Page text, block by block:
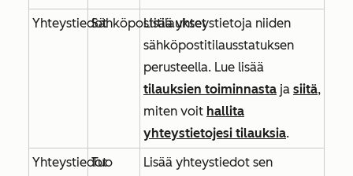
YhteystiedotSähköpostitilaukset
Lisää yhteystietoja niiden
sähköpostitilausstatuksen
perusteella. Lue lisää
tilauksien toiminnasta ja siitä,
miten voit hallita
yhteystietojesi tilauksia.
Yhteystiedot
Tuo
Lisää yhteystiedot sen